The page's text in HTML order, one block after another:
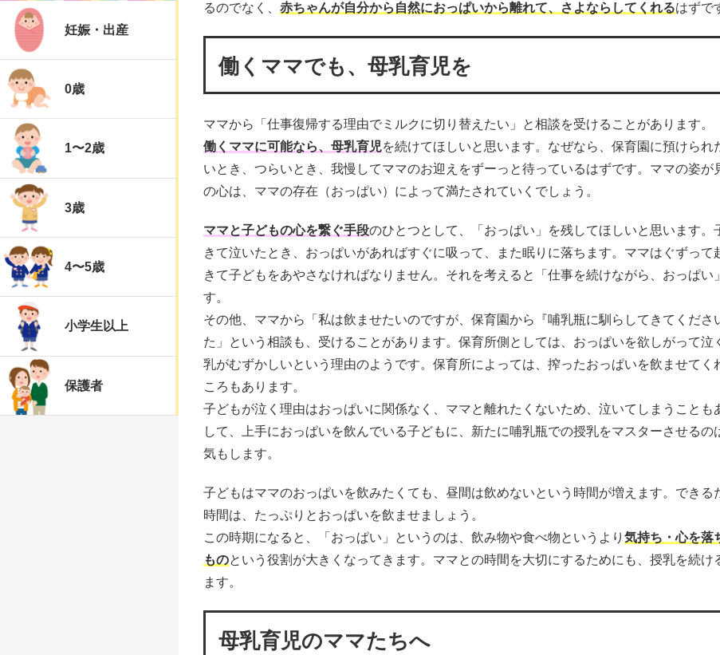
るのでなく、 赤ちゃんが自分から自然におっぱいから離れて、さよならしてくれるはずで
働くママでも、母乳育児を
ママから「仕事復帰する理由でミルクに切り替えたい」と相談を受けることがあります。
働くママに可能なら、母乳育児を続けてほしいと思います。なぜなら、保育園に預けられ
いとき、つらいとき、我慢してママのお迎えをずーっと待っているはずです。ママの姿が
の心は、ママの存在（おっぱい）によって満たされていくでしょう。
ママと子どもの心を繋ぐ手段のひとつとして、「おっぱい」を残してほしいと思います。
きて泣いたとき、おっぱいがあればすぐに吸って、また眠りに落ちます。ママはぐずって
きて子どもをあやさなければなりません。それを考えると「仕事を続けながら、おっぱい
す。
その他、ママから「私は飲ませたいのですが、保育園から『哺乳瓶に馴らしてきてくださ
た」という相談も、受けることがあります。保育所側としては、おっぱいを欲しがって泣
乳がむずかしいという理由のようです。保育所によっては、搾ったおっぱいを飲ませてく
ころもあります。
子どもが泣く理由はおっぱいに関係なく、ママと離れたくないため、泣いてしまうことも
して、上手におっぱいを飲んでいる子どもに、新たに哺乳瓶での授乳をマスターさせるの
気もします。
子どもはママのおっぱいを飲みたくても、昼間は飲めないという時間が増えます。できる
時間は、たっぷりとおっぱいを飲ませましょう。
この時期になると、「おっぱい」というのは、飲み物や食べ物というより 気持ち・心を落
ものという役割が大きくなってきます。ママとの時間を大切にするためにも、授乳を続け
ます。
母乳育児のママたちへ
妊娠・出産
0歳
1〜2歳
3歳
4〜5歳
小学生以上
保護者